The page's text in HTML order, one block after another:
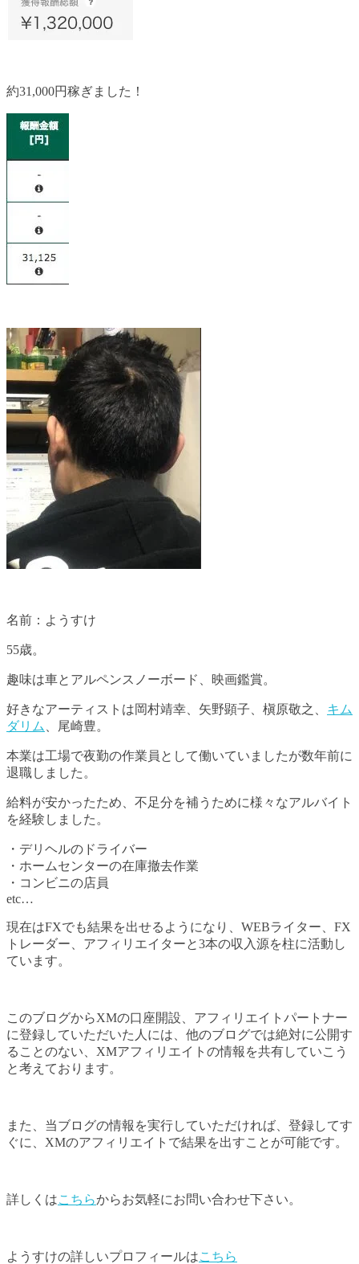
約31,000円稼ぎました！
名前：ようすけ
55歳。
趣味は車とアルペンスノーボード、映画鑑賞。
好きなアーティストは岡村靖幸、矢野顕子、槇原敬之、 キム
ダリム
、尾崎豊。
本業は工場で夜勤の作業員として働いていましたが数年前に
退職しました。
給料が安かったため、不足分を補うために様々なアルバイト
を経験しました。
・デリヘルのドライバー
・ホームセンターの在庫撤去作業
・コンビニの店員
etc…
現在はFXでも結果を出せるようになり、WEBライター、FX
トレーダー、アフィリエイターと3本の収入源を柱に活動し
ています。
このブログからXMの口座開設、アフィリエイトパートナー
に登録していただいた人には、他のブログでは絶対に公開す
ることのない、XMアフィリエイトの情報を共有していこう
と考えております。
また、当ブログの情報を実行していただければ、登録してす
ぐに、XMのアフィリエイトで結果を出すことが可能です。
詳しくはこちらからお気軽にお問い合わせ下さい。
ようすけの詳しいプロフィールはこちら